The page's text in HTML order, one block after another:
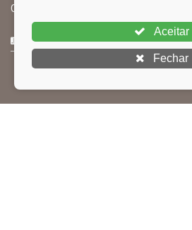
Comissão Permanente de Licitação – CPL
CURTA NOSSA FAN PAGE
Aceitar
Fechar